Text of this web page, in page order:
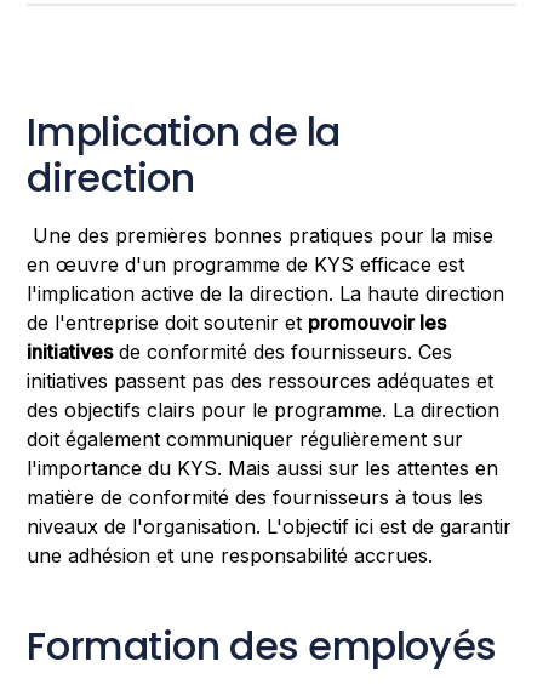
Implication de la
direction
Une des premières bonnes pratiques pour la mise
en œuvre d'un programme de KYS efficace est
l'implication active de la direction. La haute direction
de l'entreprise doit soutenir et promouvoir les
initiativesde conformité des fournisseurs. Ces
initiatives passent pas des ressources adéquates et
des objectifs clairs pour le programme. La direction
doit également communiquer régulièrement sur
l'importance du KYS. Mais aussi sur les attentes en
matière de conformité des fournisseurs à tous les
niveaux de l'organisation. L'objectif ici est de garantir
une adhésion et une responsabilité accrues.
Formation des employés